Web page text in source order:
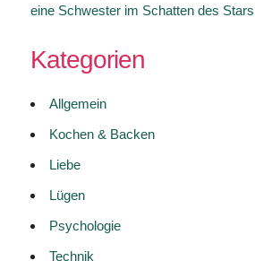
eine Schwester im Schatten des Stars
Kategorien
Allgemein
Kochen & Backen
Liebe
Lügen
Psychologie
Technik